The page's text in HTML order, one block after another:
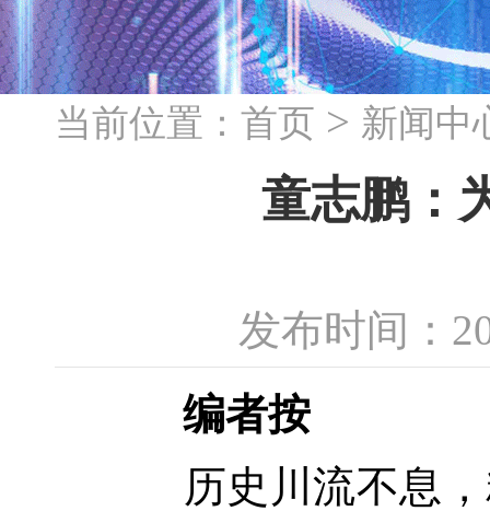
当前位置： 首页 > 新闻中
童志鹏：
发布时间：
编者按
历史川流不息，